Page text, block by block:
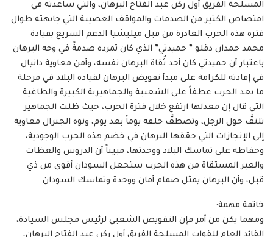
المسلحة الفريق أول ركن عبد الفتاح البرهان، والتي ساعدته في
امتصاص الكثير من الصدمات والمواقف العصيبة التي جابهته طوال
فترة هذه الحرب الغادرة من قبل ميليشيا الدعم السريع بقيادة
محمد حمدان دقلو ” حميدتي” الذي كان تمرده صدمةً في وجه البرهان
باعتبار أن حميدتي كان أحد ثُقاة البرهان نفسه، وأمن معاوية دانيال
في إفادته للكرامة على مبدأ تفويض البرهان لقيادة البلاد في مرحلة
ما بعد الحرب عطفاً على الشعبية والجماهيرية الكبيرة والطاغية
التي قال إن معدلها ارتفع خلال فترة الحرب، حيث ظلت الجماهير
تلتفَّ حول الرجل، وتصطفَّ خلفه يوماً بعد يوم، ونوه الجنرال معاوية
إلى الإنجازات التي حققها البرهان في خضم هذه الحرب الوجودية،
وحفاظه على تماسك البلاد ووحدتها، مبيناً أن الدروس والعظات
والعبر المستقاة من هذه الحرب ستجعل السودان أقوى من ذي
قبل، وأن البرهان يمثل صمام أمان ووحدة وتماسك السودان.
خاتمة مهمة:
ومهما يكن من أمر فإن التفويض الشعبي لرئيس مجلس السيادة،
القائد العام للقوات المسلحة الفريق أول ركن عبد الفتاح البرهان،